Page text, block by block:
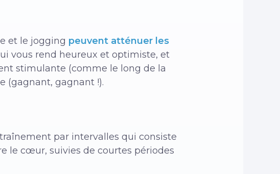
et le jogging peuvent atténuer les
vous rend heureux et optimiste, et
stimulante (comme le long de la
(gagnant, gagnant !).
par intervalles qui consiste
le cœur, suivies de courtes périodes